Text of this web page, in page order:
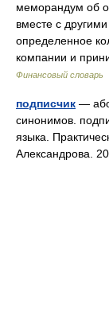
меморандум об
вместе с
определенное
компании и
Финансовый словарь
подписчик —
синонимов.
языка.
Александрова.